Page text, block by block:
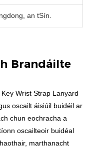
an tSín.
Brandáilte
Wrist Strap Lanyard
oscailt áisiúil buidéil ar
chun eochracha a
oscailteoir buidéal
marthanacht